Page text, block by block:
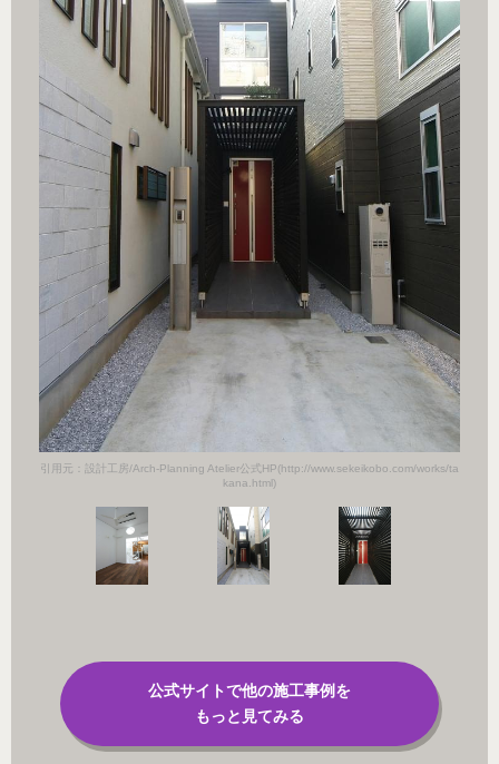
引用元：設計工房/Arch-Planning Atelier公式HP(http://www.sekeikobo.com/works/ta
kana.html)
公式サイトで他の施工事例を
もっと見てみる